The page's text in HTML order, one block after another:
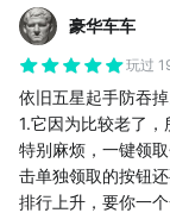
钻，说实话，有点
高了。还有那个嗯
多久了第12年才端
多，我其实还是挺
非常多，还精细，
换装游戏嘛。
我对奇暖的这些话
补充的。
豪华车车
玩过
依旧五星起手防吞掉
1.它因为比较老了，
特别麻烦，一键领
击单独领取的按钮
排行上升，要你一